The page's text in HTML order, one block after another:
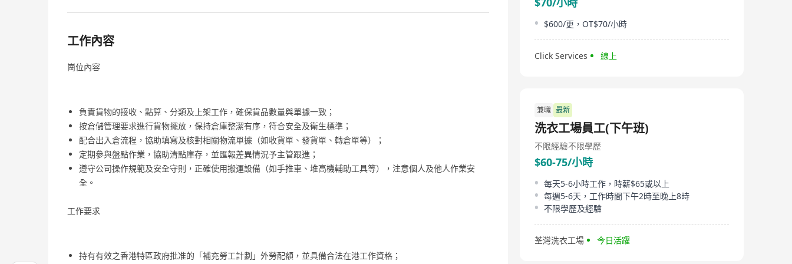
工作內容
崗位內容
負責貨物的接收、點算、分類及上架工作，確保貨品數量與單據一致；
按倉儲管理要求進行貨物擺放，保持倉庫整潔有序，符合安全及衛生標準；
配合出入倉流程，協助填寫及核對相關物流單據（如收貨單、發貨單、轉倉單等）；
定期參與盤點作業，協助清點庫存，並匯報差異情況予主管跟進；
遵守公司操作規範及安全守則，正確使用搬運設備（如手推車、堆高機輔助工具等），注意個人及他人作業安
全。
工作要求
持有有效之香港特區政府批准的「補充勞工計劃」外勞配額，並具備合法在港工作資格；
$600/更，OT$70/小時
Click Services 線上
兼職 最新
洗衣工場員工(下午班)
不限經驗不限學歷
$60-75/小時
每天5-6小時工作，時薪$65或以上
每週5-6天，工作時間下午2時至晚上8時
不限學歷及經驗
荃灣洗衣工場 今日活躍